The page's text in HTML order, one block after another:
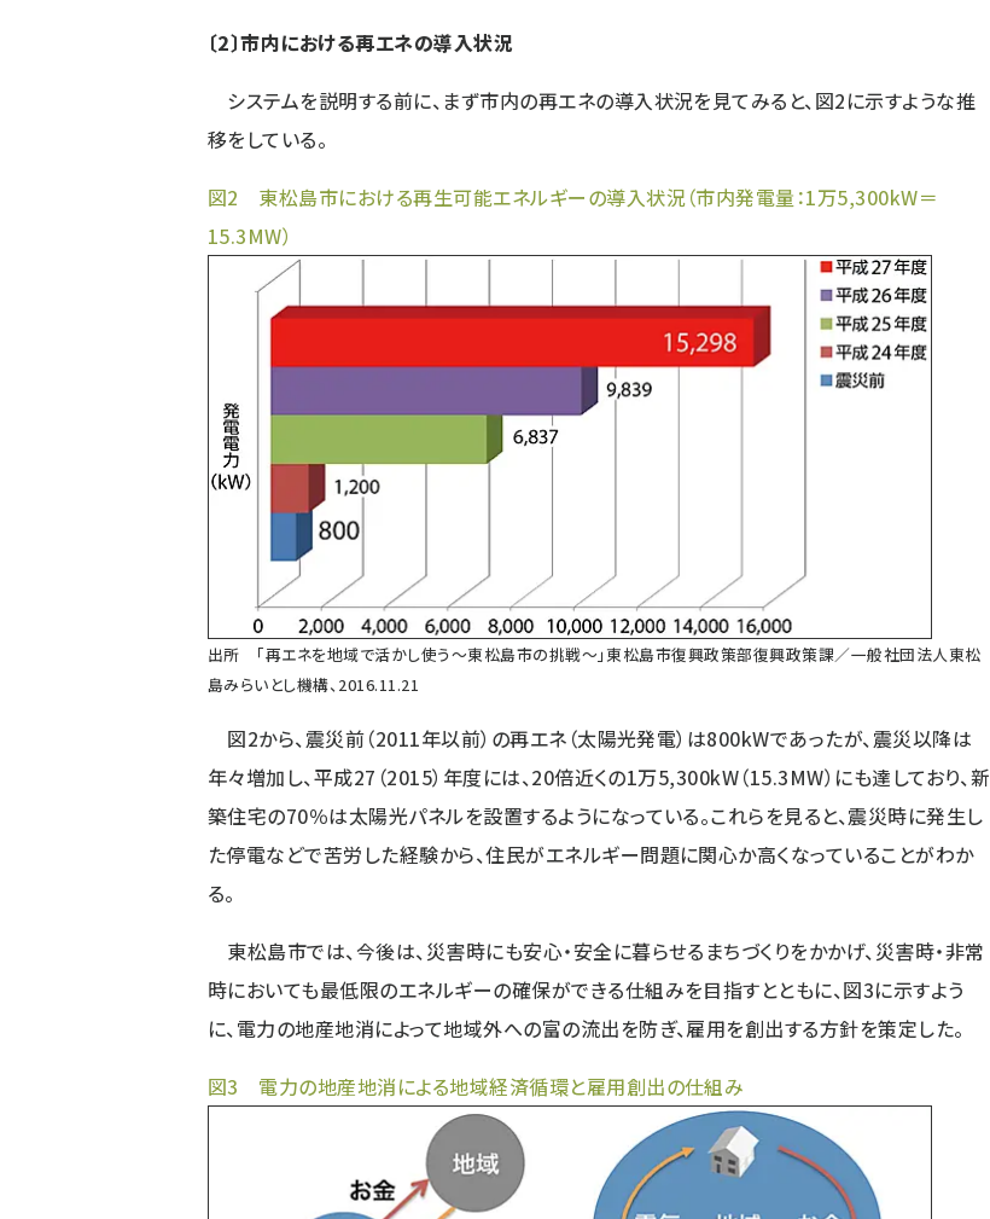
〔2〕市内における再エネの導入状況
システムを説明する前に、まず市内の再エネの導入状況を見てみると、図2に示すような推
移をしている。
図2 東松島市における再生可能エネルギーの導入状況（市内発電量：1万5,300kW＝
15.3MW）
出所 「再エネを地域で活かし使う〜東松島市の挑戦〜」東松島市復興政策部復興政策課／一般社団法人東松
島みらいとし機構、2016.11.21
図2から、震災前（2011年以前）の再エネ（太陽光発電）は800kWであったが、震災以降は
年々増加し、平成27（2015）年度には、20倍近くの1万5,300kW（15.3MW）にも達しており、新
築住宅の70％は太陽光パネルを設置するようになっている。これらを見ると、震災時に発生し
た停電などで苦労した経験から、住民がエネルギー問題に関心か高くなっていることがわか
る。
東松島市では、今後は、災害時にも安心・安全に暮らせるまちづくりをかかげ、災害時・非常
時においても最低限のエネルギーの確保ができる仕組みを目指すとともに、図3に示すよう
に、電力の地産地消によって地域外への富の流出を防ぎ、雇用を創出する方針を策定した。
図3 電力の地産地消による地域経済循環と雇用創出の仕組み